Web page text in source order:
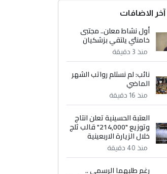
آخر الاضافات
أول نشاط معلن.. مجتبى
خامنئي يلتقي بزشكيان
منذ 3 دقيقة
نائب: لم نستلم رواتب الشهر
الماضي
منذ 16 دقيقة
العتبة الحسينية تعلن انتاج
وتوزيع "214,000" قالب ثلج
خلال الزيارة الاربعينية
منذ 40 دقيقة
رغم طلبهما الرسمي ..